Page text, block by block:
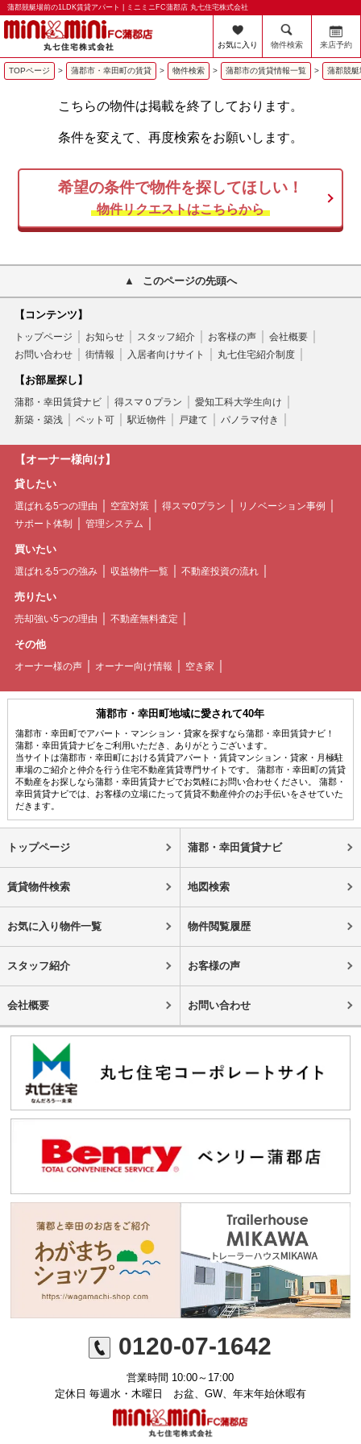
蒲郡競艇場前の1LDK賃貸アパート | ミニミニFC蒲郡店 丸七住宅株式会社
お気に入り 物件検索 来店予約
TOPページ > 蒲郡市・幸田町の賃貸 > 物件検索 > 蒲郡市の賃貸情報一覧 > 蒲郡競
こちらの物件は掲載を終了しております。
条件を変えて、再度検索をお願いします。
希望の条件で物件を探してほしい！
物件リクエストはこちらから
このページの先頭へ
【コンテンツ】
トップページ お知らせ スタッフ紹介 お客様の声
会社概要
お問い合わせ
街情報 入居者向けサイト 丸七住宅紹介制度
【お部屋探し】
蒲郡・幸田賃貸ナビ 得スマ０プラン
愛知工科大学生向け
新築・築浅
ペット可 駅近物件 戸建て パノラマ付き
【オーナー様向け】
貸したい
選ばれる5つの理由 空室対策 得スマ0プラン
リノベーション事例
サポート体制
管理システム
買いたい
選ばれる5つの強み 収益物件一覧 不動産投資の流れ
売りたい
売却強い5つの理由 不動産無料査定
その他
オーナー様の声 オーナー向け情報 空き家
蒲郡市・幸田町地域に愛されて40年
蒲郡市・幸田町でアパート・マンション・貸家を探すなら蒲郡・幸田賃貸ナビ！
蒲郡・幸田賃貸ナビをご利用いただき、ありがとうございます。
当サイトは蒲郡市・幸田町における賃貸アパート・賃貸マンション・貸家・月極駐
車場のご紹介と仲介を行う住宅不動産賃貸専門サイトです。 蒲郡市・幸田町の賃貸
不動産をお探しなら蒲郡・幸田賃貸ナビでお気軽にお問い合わせください。 蒲郡・
幸田賃貸ナビでは、お客様の立場にたって賃貸不動産仲介のお手伝いをさせていた
だきます。
トップページ 蒲郡・幸田賃貸ナビ
賃貸物件検索 地図検索
お気に入り物件一覧 物件閲覧履歴
スタッフ紹介 お客様の声
会社概要 お問い合わせ
0120-07-1642
営業時間 10:00～17:00
定休日 毎週水・木曜日 お盆、GW、年末年始休暇有